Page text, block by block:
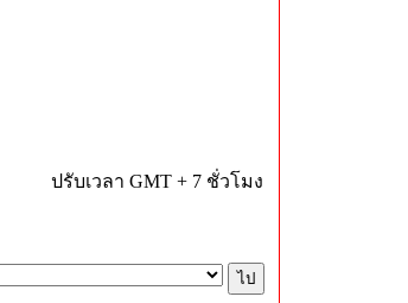
ปรับเวลา GMT + 7 ชั่วโมง